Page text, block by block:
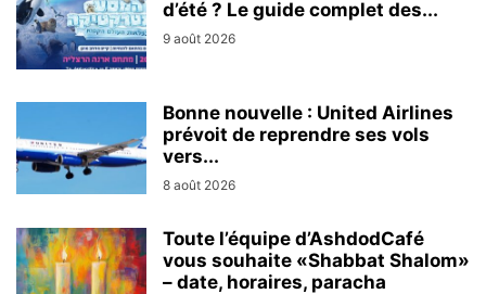
d’été ? Le guide complet des...
9 août 2026
Bonne nouvelle : United Airlines
prévoit de reprendre ses vols
vers...
8 août 2026
Toute l’équipe d’AshdodCafé
vous souhaite «Shabbat Shalom»
– date, horaires, paracha